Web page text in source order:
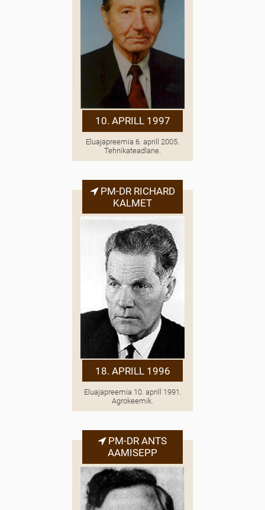
10. APRILL 1997
Eluajapreemia 6. aprill 2005.
Tehnikateadlane.
PM-DR RICHARD
KALMET
18. APRILL 1996
Eluajapreemia 10. aprill 1991.
Agrokeemik.
PM-DR ANTS
AAMISEPP